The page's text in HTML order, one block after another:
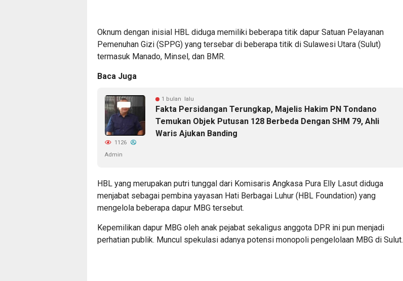
Oknum dengan inisial HBL diduga memiliki beberapa titik dapur Satuan Pelayanan
Pemenuhan Gizi (SPPG) yang tersebar di beberapa titik di Sulawesi Utara (Sulut)
termasuk Manado, Minsel, dan BMR.
Baca Juga
1 bulan lalu
Fakta Persidangan Terungkap, Majelis Hakim PN Tondano
Temukan Objek Putusan 128 Berbeda Dengan SHM 79, Ahli
Waris Ajukan Banding
1126
Admin
HBL yang merupakan putri tunggal dari Komisaris Angkasa Pura Elly Lasut diduga
menjabat sebagai pembina yayasan Hati Berbagai Luhur (HBL Foundation) yang
mengelola beberapa dapur MBG tersebut.
Kepemilikan dapur MBG oleh anak pejabat sekaligus anggota DPR ini pun menjadi
perhatian publik. Muncul spekulasi adanya potensi monopoli pengelolaan MBG di Sulut.